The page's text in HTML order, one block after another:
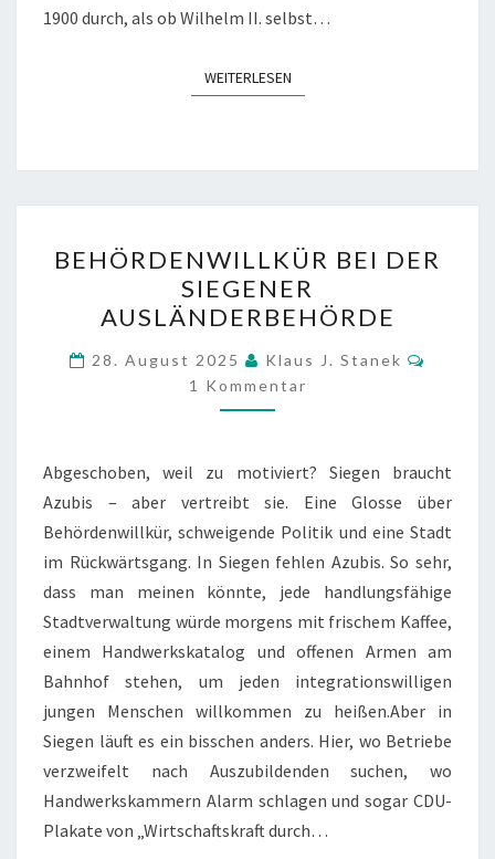
1900 durch, als ob Wilhelm II. selbst…
WEITERLESENWEITERLESEN
BEI
DER
SIEGENER
AUSLÄNDERBEHÖRDE
BEHÖRDENWILLKÜR BEI DER
SIEGENER
AUSLÄNDERBEHÖRDE
28. August 2025 Klaus J. Stanek
1 Kommentar
Abgeschoben, weil zu motiviert? Siegen braucht
Azubis – aber vertreibt sie. Eine Glosse über
Behördenwillkür, schweigende Politik und eine Stadt
im Rückwärtsgang. In Siegen fehlen Azubis. So sehr,
dass man meinen könnte, jede handlungsfähige
Stadtverwaltung würde morgens mit frischem Kaffee,
einem Handwerkskatalog und offenen Armen am
Bahnhof stehen, um jeden integrationswilligen
jungen Menschen willkommen zu heißen.Aber in
Siegen läuft es ein bisschen anders. Hier, wo Betriebe
verzweifelt nach Auszubildenden suchen, wo
Handwerkskammern Alarm schlagen und sogar CDU-
Plakate von „Wirtschaftskraft durch…